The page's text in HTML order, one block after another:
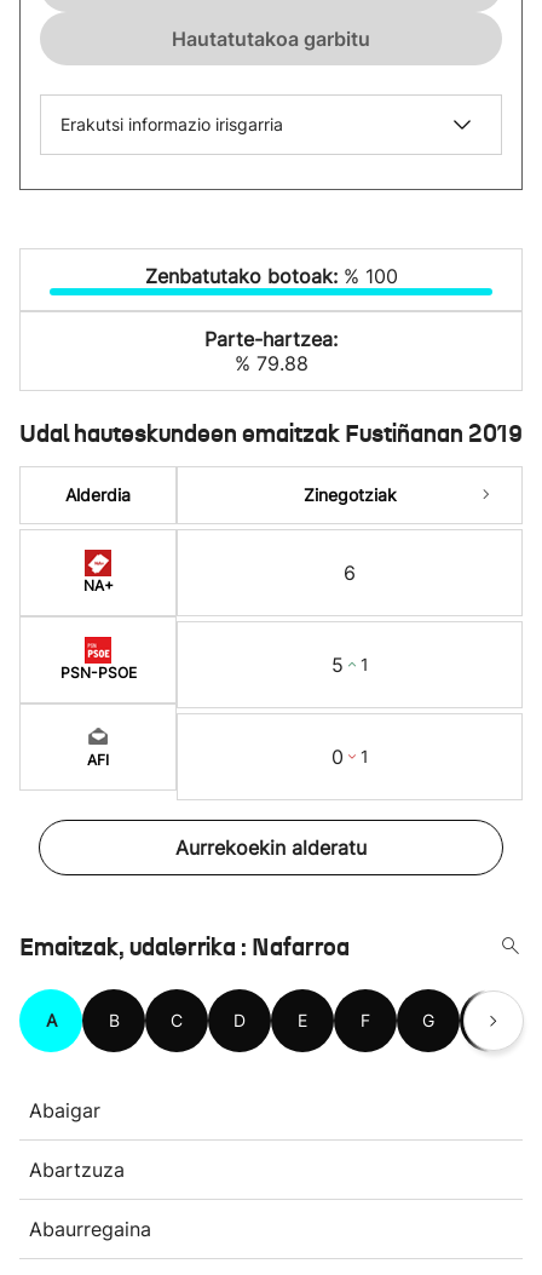
Hautatutakoa garbitu
Erakutsi informazio irisgarria
Zenbatutako botoak: % 100
Parte-hartzea:
% 79.88
Udal hauteskundeen emaitzak Fustiñanan 2019
Alderdia
NA+
PSN-PSOE
AFI
Zinegotziak
6
5 1
0 1
Aurrekoekin alderatu
Emaitzak, udalerrika : Nafarroa
A B C D E F G H
Abaigar
Abartzuza
Abaurregaina